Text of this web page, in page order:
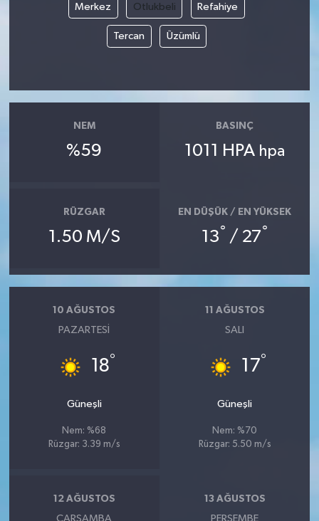
Merkez Otlukbeli Refahiye
Tercan Üzümlü
NEM
%59
BASINÇ
1011 HPA hpa
RÜZGAR
1.50 M/S
EN DÜŞÜK / EN YÜKSEK
13° / 27°
10 AĞUSTOS
PAZARTESI
18°
Güneşli
Nem: %68
Rüzgar: 3.39 m/s
11 AĞUSTOS
SALI
17°
Güneşli
Nem: %70
Rüzgar: 5.50 m/s
12 AĞUSTOS
ÇARŞAMBA
13 AĞUSTOS
PERŞEMBE